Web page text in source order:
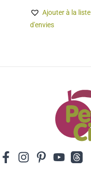
Ajouter à la liste
d'envies